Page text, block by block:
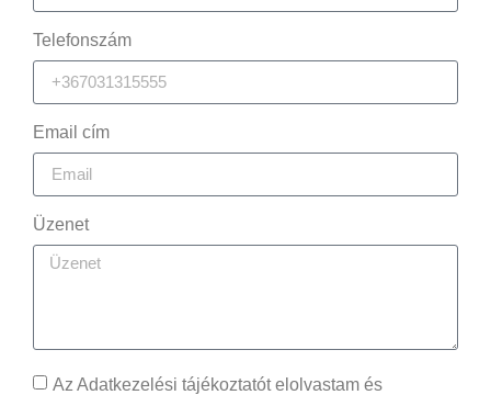
Telefonszám
Email cím
Üzenet
Az Adatkezelési tájékoztatót elolvastam és